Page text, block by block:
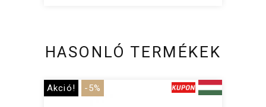
HASONLÓ TERMÉKEK
Akció! -5%